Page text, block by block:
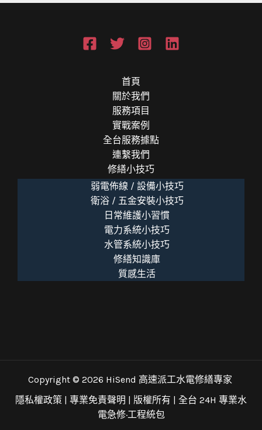
首頁
關於我們
服務項目
實戰案例
全台服務據點
連繫我們
修繕小技巧
弱電佈線 / 設備小技巧
衛浴 / 五金安裝小技巧
日常維護小習慣
電力系統小技巧
水管系統小技巧
修繕知識庫
質感生活
Copyright © 2026 HiSend 高速派工水電修繕專家
隱私權政策 | 專業免責聲明 | 版權所有 | 全台 24H 專業水
電急修·工程統包